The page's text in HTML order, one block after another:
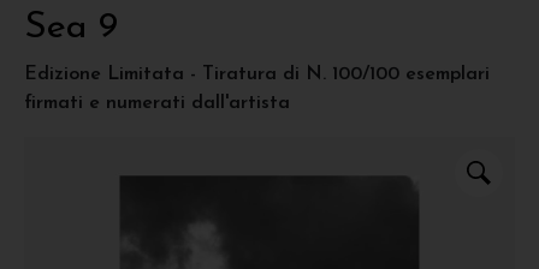
Sea 9
Edizione Limitata - Tiratura di N. 100/100 esemplari
firmati e numerati dall'artista